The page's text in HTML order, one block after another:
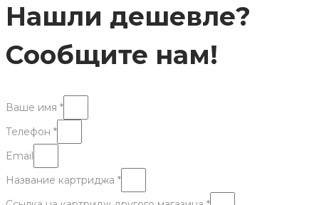
Нашли дешевле?
Сообщите нам!
Ваше имя *
Телефон *
Email
Название картриджа *